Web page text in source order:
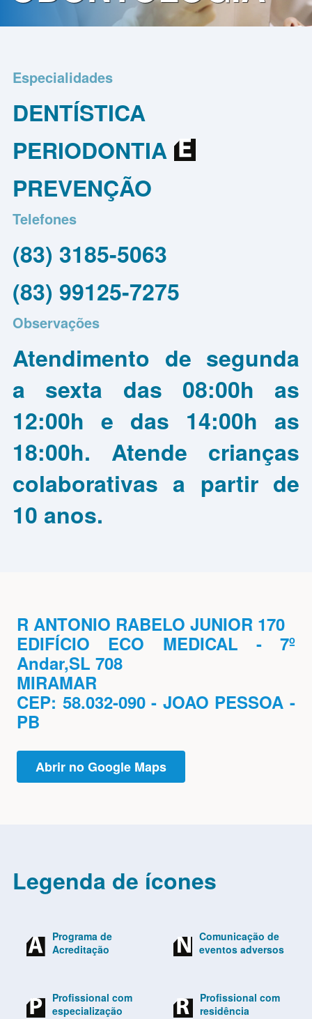
de
Privacidade
Especialidades
DENTÍSTICA
PERIODONTIA
PREVENÇÃO
Telefones
(83) 3185-5063
(83) 99125-7275
Observações
Atendimento de segunda
a sexta das 08:00h as
12:00h e das 14:00h as
18:00h. Atende crianças
colaborativas a partir de
10 anos.
R ANTONIO RABELO JUNIOR 170
EDIFÍCIO ECO MEDICAL - 7º
Andar,SL 708
MIRAMAR
CEP: 58.032-090 - JOAO PESSOA -
PB
Abrir no Google Maps
Legenda de ícones
Programa de
Acreditação
Comunicação de
eventos adversos
Profissional com
especialização
Profissional com
residência